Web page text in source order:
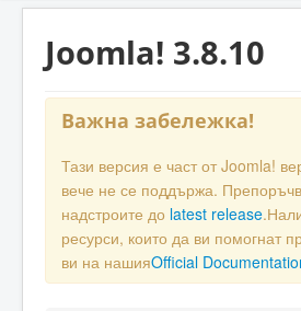
Joomla! 3.8.10
Важна забележка!
Тази версия е част от Joomla!
вече не се поддържа.
надстроите до latest release
ресурси, които да ви помогнат
ви на нашияOfficial